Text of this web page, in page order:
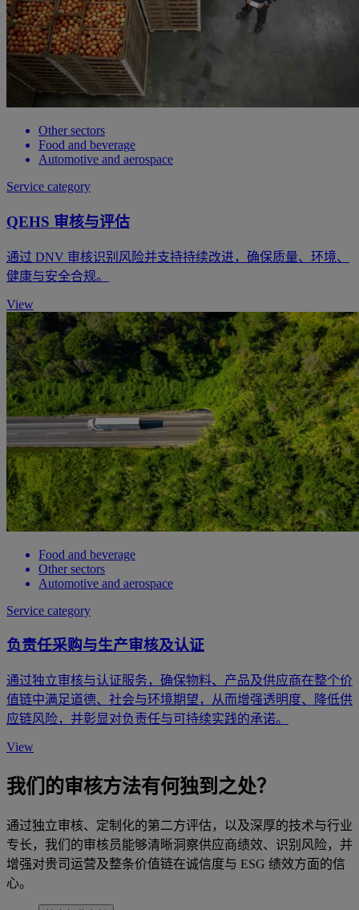
Other sectors
Food and beverage
Automotive and aerospace
Service category
QEHS 审核与评估
通过 DNV 审核识别风险并支持持续改进，确保质量、环境、
健康与安全合规。
View
Food and beverage
Other sectors
Automotive and aerospace
Service category
负责任采购与生产审核及认证
通过独立审核与认证服务，确保物料、产品及供应商在整个价
值链中满足道德、社会与环境期望，从而增强透明度、降低供
应链风险，并彰显对负责任与可持续实践的承诺。
View
我们的审核方法有何独到之处？
通过独立审核、定制化的第二方评估，以及深厚的技术与行业
专长，我们的审核员能够清晰洞察供应商绩效、识别风险，并
增强对贵司运营及整条价值链在诚信度与 ESG 绩效方面的信
心。